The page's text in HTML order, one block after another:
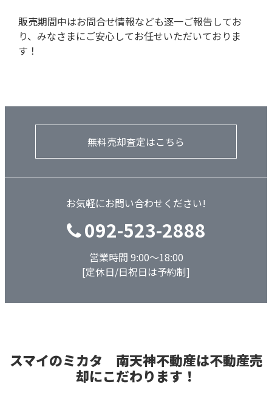
販売期間中はお問合せ情報なども逐一ご報告してお
り、みなさまにご安心してお任せいただいておりま
す！
無料売却査定はこちら
お気軽にお問い合わせください!
092-523-2888
営業時間 9:00～18:00
[定休日/日祝日は予約制]
スマイのミカタ 南天神不動産は不動産売
却にこだわります！